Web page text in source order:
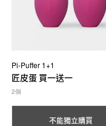
Pi-Puffer 1+1
匠皮蛋 買一送一
2個
不能獨立購買